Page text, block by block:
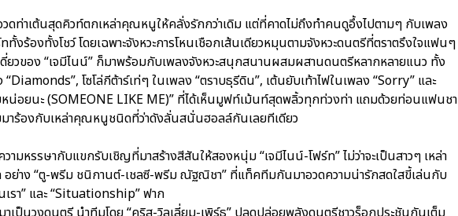
ดท่าเต้นสุดคิวท์ตกเหล่าคุณหนูให้คลั่งรักกว่าเดิม แต่ที่คาดไม่ถึงทำคนดูอึ้งไปตามๆ กับเพลง
ทั้งร้องทั้งโชว์ โดยเฉพาะจังหวะการโหนเชือกเส้นเดียวหมุนตามจังหวะดนตรีที่ตราตรึงใจแฟนๆ
ยวของ “เจมีไนน์” ก็มาพร้อมกับเพลงจังหวะสนุกสนานผสมผสานดนตรีหลากหลายแนว ทั้ง
โซโล่กีต้าร์เท่ๆ ในเพลง “ตราบธุรีดิน”, เต้นยับเท้าไฟในเพลง “Sorry” และ
หน่อยนะ (SOMEONE LIKE ME)” ที่ได้เห็นมูฟท์เม้นท์สุดพลิ้วทุกท่วงท่า แถมด้วยท่อนแฟนชา
าร้องกับเหล่าคุณหนูชนิดที่ว่าดังลั่นสนั่นฮอลล์กันเลยทีเดียว
ามหรรษากับแขกรับเชิญที่มาสร้างสีสันให้สองหนุ่ม “เจมีไนน์-โฟร์ท” ไม่ว่าจะเป็นสาวๆ เหล่า
ย่าง “ตู-พรีม ชนิกานต์-เชลซี-พรีม ณัฐณิชา” ที่แท็คทีมกันมาอวดความน่ารักสดใสขี้เล่นกับ
รา” และ “Situationship” ฟาก